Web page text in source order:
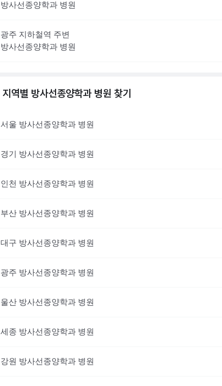
방사선종양학과 병원
광주 지하철역 주변
방사선종양학과 병원
지역별 방사선종양학과 병원 찾기
서울 방사선종양학과 병원
경기 방사선종양학과 병원
인천 방사선종양학과 병원
부산 방사선종양학과 병원
대구 방사선종양학과 병원
광주 방사선종양학과 병원
울산 방사선종양학과 병원
세종 방사선종양학과 병원
강원 방사선종양학과 병원